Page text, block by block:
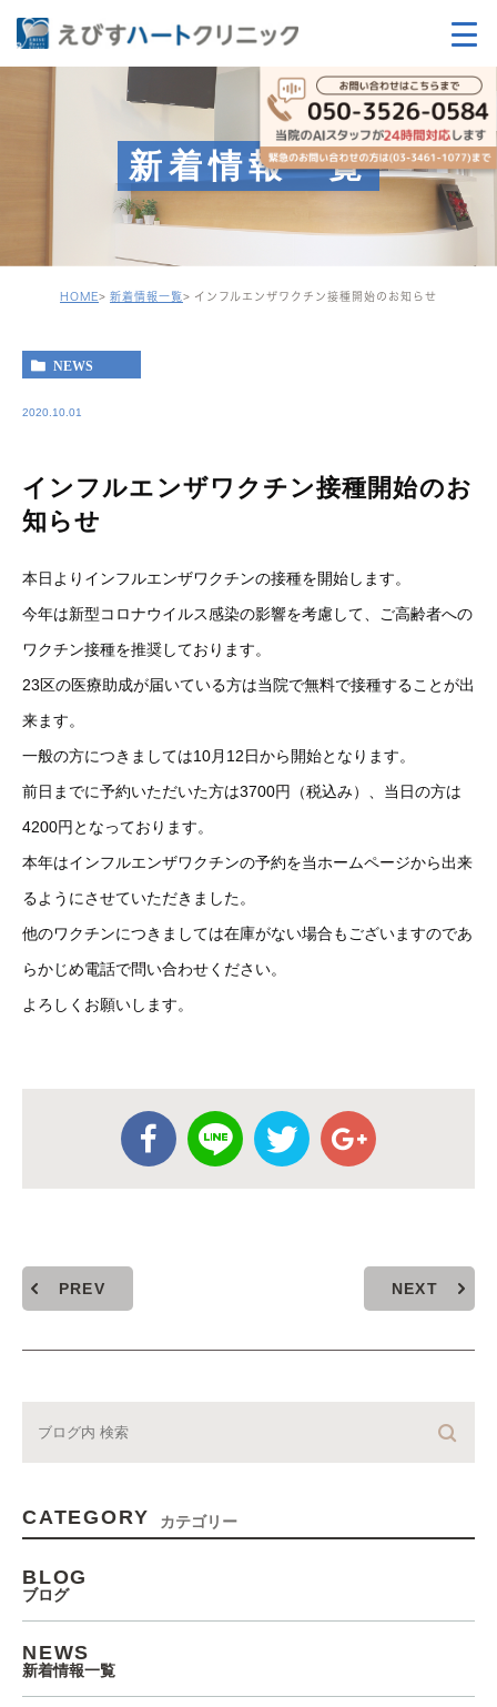
新着情報一覧
HOME 新着情報一覧 インフルエンザワクチン接種開始のお知らせ
NEWS
2020.10.01
インフルエンザワクチン接種開始のお
知らせ
本日よりインフルエンザワクチンの接種を開始します。
今年は新型コロナウイルス感染の影響を考慮して、ご高齢者への
ワクチン接種を推奨しております。
23区の医療助成が届いている方は当院で無料で接種することが出
来ます。
一般の方につきましては10月12日から開始となります。
前日までに予約いただいた方は3700円（税込み）、当日の方は
4200円となっております。
本年はインフルエンザワクチンの予約を当ホームページから出来
るようにさせていただきました。
他のワクチンにつきましては在庫がない場合もございますのであ
らかじめ電話で問い合わせください。
よろしくお願いします。
PREV NEXT
CATEGORY カテゴリー
BLOG
ブログ
NEWS
新着情報一覧